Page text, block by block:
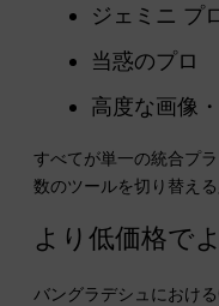
ジェミニ プ
当惑のプロ
高度な画像
すべてが単一の統合プ
数のツールを切り替え
より低価格で
バングラデシュにおけ